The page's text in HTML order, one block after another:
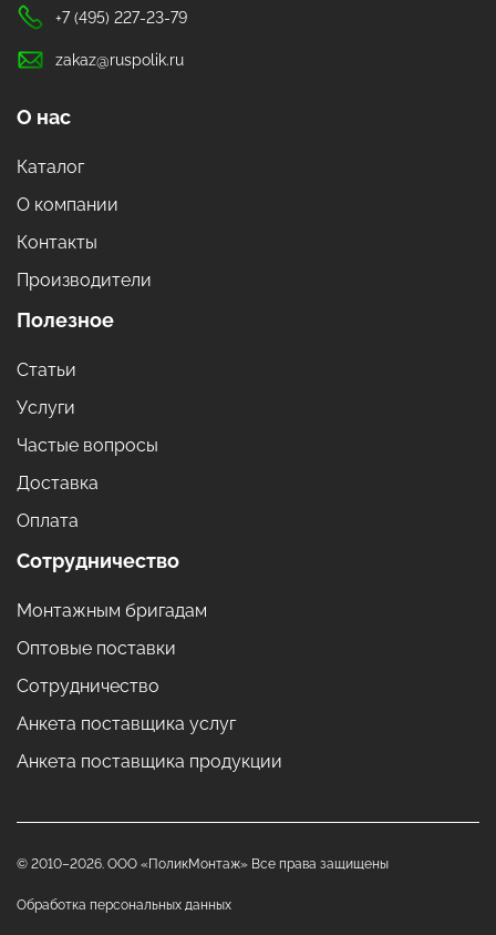
+7 (495) 227-23-79
zakaz@ruspolik.ru
О нас
Каталог
О компании
Контакты
Производители
Полезное
Статьи
Услуги
Частые вопросы
Доставка
Оплата
Сотрудничество
Монтажным бригадам
Оптовые поставки
Сотрудничество
Анкета поставщика услуг
Анкета поставщика продукции
© 2010–2026. ООО «ПоликМонтаж» Все права защищены
Обработка персональных данных